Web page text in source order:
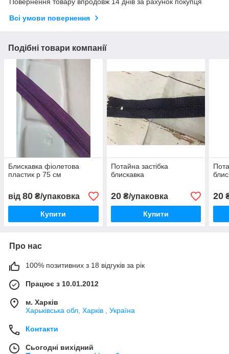
Всі умови повернення
Подібні товари компанії
Блискавка фіолетова
пластик р 75 см
від 80 ₴/упаковка
Купити
Потайна застібка
блискавка
20₴/упаковка
Купити
20
Про нас
100% позитивних з 18 відгуків за рік
Працює з 10.01.2012
м. Харків
Харьківська обл, Харків , Україна
Контакти
Сьогодні вихідний